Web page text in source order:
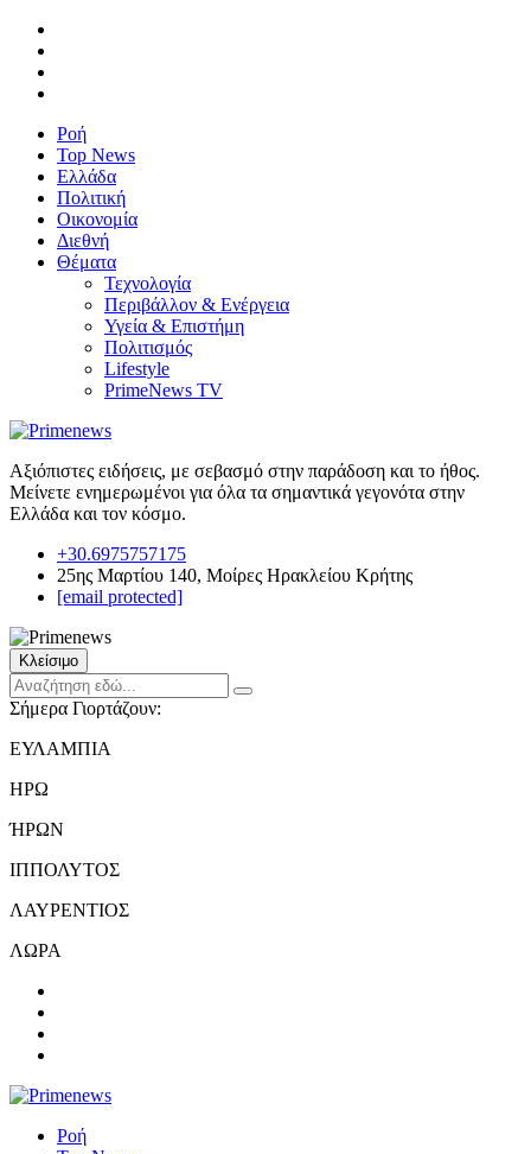
Ροή
Top News
Ελλάδα
Πολιτική
Οικονομία
Διεθνή
Θέματα
Τεχνολογία
Περιβάλλον & Ενέργεια
Υγεία & Επιστήμη
Πολιτισμός
Lifestyle
PrimeNews TV
Αξιόπιστες ειδήσεις, με σεβασμό στην παράδοση και το ήθος.
Μείνετε ενημερωμένοι για όλα τα σημαντικά γεγονότα στην
Ελλάδα και τον κόσμο.
+30.6975757175
25ης Μαρτίου 140, Μοίρες Ηρακλείου Κρήτης
[email protected]
Κλείσιμο
Σήμερα Γιορτάζουν:
ΕΥΛΑΜΠΙΑ
ΗΡΩ
ΉΡΩΝ
ΙΠΠΟΛΥΤΟΣ
ΛΑΥΡΕΝΤΙΟΣ
ΛΩΡΑ
Ροή